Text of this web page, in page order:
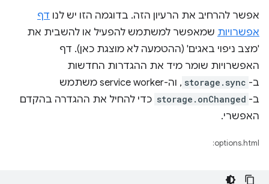
אפשר להרחיב את הרעיון הזה. בדוגמה הזו יש לנו דף
אפשרויות שמאפשר למשתמש להפעיל או להשבית את
'מצב ניפוי באגים' (ההטמעה לא מוצגת כאן). דף
האפשרויות שומר מיד את ההגדרות החדשות
ב- storage.sync
, וה-service worker משתמש
ב- storage.onChanged כדי להחיל את ההגדרה בהקדם
האפשרי.
options.html: